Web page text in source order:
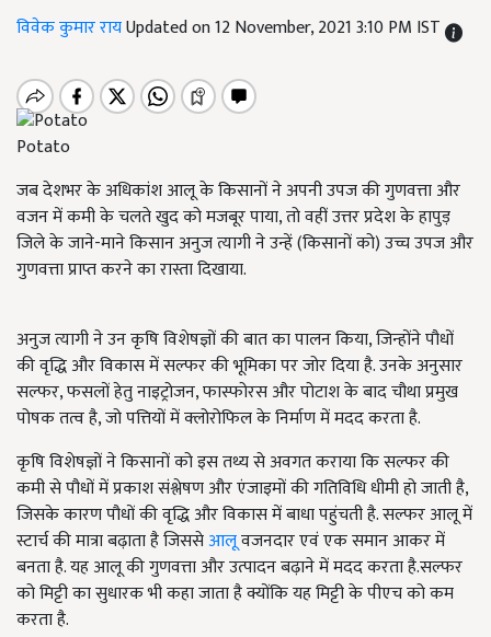
विवेक कुमार रायUpdated on 12 November, 2021 3:10 PM IST
Potato
जब देशभर के अधिकांश आलू के किसानों ने अपनी उपज की गुणवत्ता और
वजन में कमी के चलते खुद को मजबूर पाया, तो वहीं उत्तर प्रदेश के हापुड़
जिले के जाने-माने किसान अनुज त्यागी ने उन्हें (किसानों को) उच्च उपज और
गुणवत्ता प्राप्त करने का रास्ता दिखाया.
अनुज त्यागी ने उन कृषि विशेषज्ञों की बात का पालन किया, जिन्होंने पौधों
की वृद्धि और विकास में सल्फर की भूमिका पर जोर दिया है. उनके अनुसार
सल्फर, फसलों हेतु नाइट्रोजन, फास्फोरस और पोटाश के बाद चौथा प्रमुख
पोषक तत्व है, जो पत्तियों में क्लोरोफिल के निर्माण में मदद करता है.
कृषि विशेषज्ञों ने किसानों को इस तथ्य से अवगत कराया कि सल्फर की
कमी से पौधों में प्रकाश संश्लेषण और एंजाइमों की गतिविधि धीमी हो जाती है,
जिसके कारण पौधों की वृद्धि और विकास में बाधा पहुंचती है. सल्फर आलू में
स्टार्च की मात्रा बढ़ाता है जिससेआलूवजनदार एवं एक समान आकर में
बनता है. यह आलू की गुणवत्ता और उत्पादन बढ़ाने में मदद करता है.सल्फर
को मिट्टी का सुधारक भी कहा जाता है क्योंकि यह मिट्टी के पीएच को कम
करता है.